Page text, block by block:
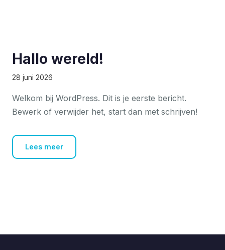
Hallo wereld!
28 juni 2026
Welkom bij WordPress. Dit is je eerste bericht.
Bewerk of verwijder het, start dan met schrijven!
Lees meer